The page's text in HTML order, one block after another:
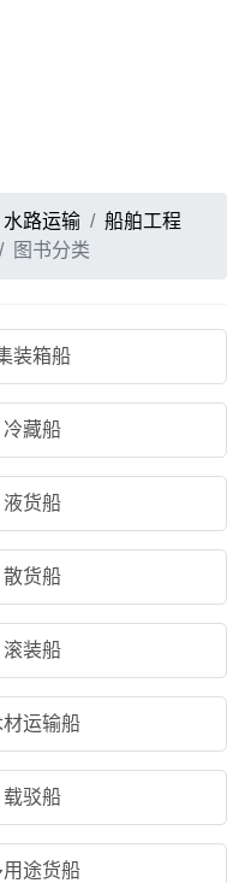
水路运输
船舶工程
图书分类
装箱船
冷藏船
液货船
散货船
滚装船
材运输船
载驳船
用途货船